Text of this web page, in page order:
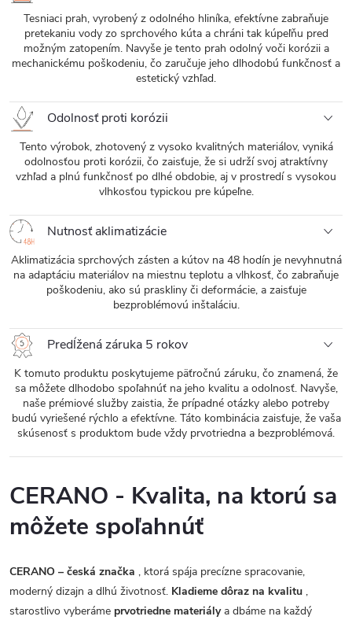
Tesniaci prah, vyrobený z odolného hliníka, efektívne zabraňuje
pretekaniu vody zo sprchového kúta a chráni tak kúpeľňu pred
možným zatopením. Navyše je tento prah odolný voči korózii a
mechanickému poškodeniu, čo zaručuje jeho dlhodobú funkčnosť a
estetický vzhľad.
Odolnosť proti korózii
Tento výrobok, zhotovený z vysoko kvalitných materiálov, vyniká
odolnosťou proti korózii, čo zaisťuje, že si udrží svoj atraktívny
vzhľad a plnú funkčnosť po dlhé obdobie, aj v prostredí s vysokou
vlhkosťou typickou pre kúpeľne.
Nutnosť aklimatizácie
Aklimatizácia sprchových zásten a kútov na 48 hodín je nevyhnutná
na adaptáciu materiálov na miestnu teplotu a vlhkosť, čo zabraňuje
poškodeniu, ako sú praskliny či deformácie, a zaisťuje
bezproblémovú inštaláciu.
Predĺžená záruka 5 rokov
K tomuto produktu poskytujeme päťročnú záruku, čo znamená, že
sa môžete dlhodobo spoľahnúť na jeho kvalitu a odolnosť. Navyše,
naše prémiové služby zaistia, že prípadné otázky alebo potreby
budú vyriešené rýchlo a efektívne. Táto kombinácia zaisťuje, že vaša
skúsenosť s produktom bude vždy prvotriedna a bezproblémová.
CERANO - Kvalita, na ktorú sa
môžete spoľahnúť
CERANO – česká značka , ktorá spája precízne spracovanie,
moderný dizajn a dlhú životnosť. Kladieme dôraz na kvalitu ,
starostlivo vyberáme prvotriedne materiálya dbáme na každý